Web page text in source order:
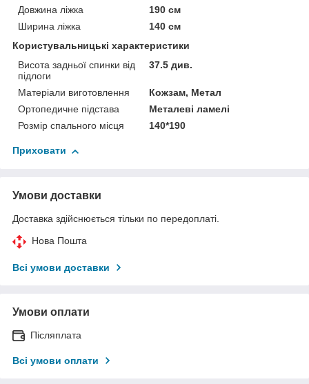
Довжина ліжка
190 см
Ширина ліжка
140 см
Користувальницькі характеристики
Висота задньої спинки від
підлоги
37.5 див.
Матеріали виготовлення
Кожзам, Метал
Ортопедичне підстава
Металеві ламелі
Розмір спального місця
140*190
Приховати
Умови доставки
Доставка здійснюється тільки по передоплаті.
Нова Пошта
Всі умови доставки
Умови оплати
Післяплата
Всі умови оплати